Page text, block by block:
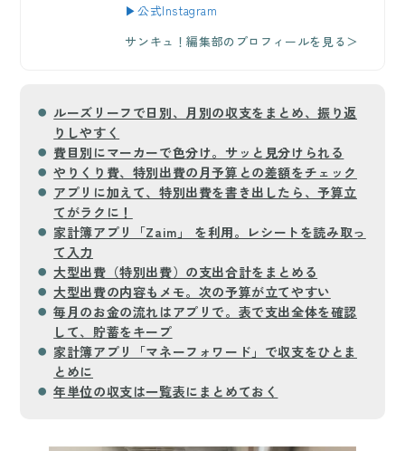
▶公式Instagram
サンキュ！編集部のプロフィールを見る＞
ルーズリーフで日別、月別の収支をまとめ、振り返
りしやすく
費目別にマーカーで色分け。サッと見分けられる
やりくり費、特別出費の月予算との差額をチェック
アプリに加えて、特別出費を書き出したら、予算立
てがラクに！
家計簿アプリ「Zaim」 を利用。レシートを読み取っ
て入力
大型出費（特別出費）の支出合計をまとめる
大型出費の内容もメモ。次の予算が立てやすい
毎月のお金の流れはアプリで。表で支出全体を確認
して、貯蓄をキープ
家計簿アプリ「マネーフォワード」で収支をひとま
とめに
年単位の収支は一覧表にまとめておく